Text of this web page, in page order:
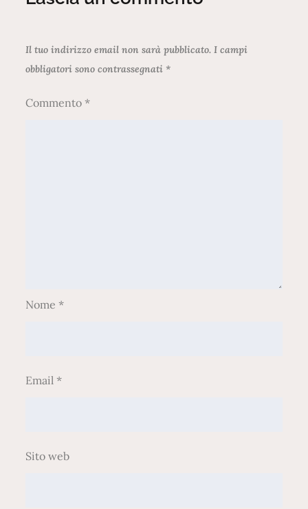
Il tuo indirizzo email non sarà pubblicato. I campi
obbligatori sono contrassegnati *
Commento*
Nome*
Email*
Sito web